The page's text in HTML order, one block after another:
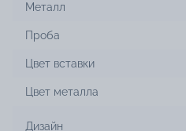
Металл
Проба
Цвет вставки
Цвет металла
Дизайн